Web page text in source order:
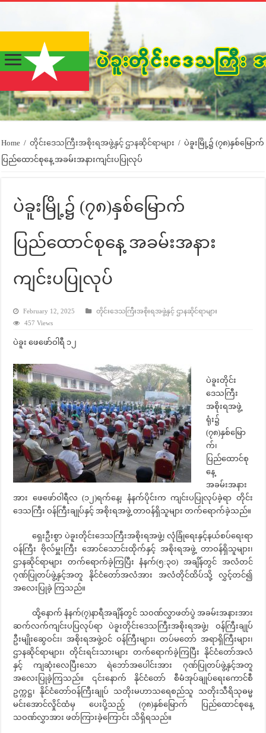
Home / တိုင်းဒေသကြီးအစိုးရအဖွဲ့နှင့် ဌာနဆိုင်ရာများ / ပဲခူးမြို့၌ (၇၈)နှစ်မြောက်
ပြည်ထောင်စုနေ့ အခမ်းအနားကျင်းပပြုလုပ်
ပဲခူးမြို့၌ (၇၈)နှစ်မြောက်
ပြည်ထောင်စုနေ့ အခမ်းအနား
ကျင်းပပြုလုပ်
February 12, 2025
တိုင်းဒေသကြီးအစိုးရအဖွဲ့နှင့် ဌာနဆိုင်ရာများ
457 Views
ပဲခူး ဖေဖော်ဝါရီ ၁၂
ပဲခူးတိုင်း
ဒေသကြီး
အစိုးရအဖွဲ့
ရုံး၌
(၇၈)နှစ်မြော
က်၊
ပြည်ထောင်စု
နေ့
အခမ်းအနား
အား ဖေဖော်ဝါရီလ (၁၂)ရက်နေ့၊ နံနက်ပိုင်းက ကျင်းပပြုလုပ်ခဲ့ရာ တိုင်း
ဒေသကြီး ဝန်ကြီးချုပ်နှင့် အစိုးရအဖွဲ့ တာဝန်ရှိသူများ တက်ရောက်ခဲ့သည်။
ရှေးဦးစွာ ပဲခူးတိုင်းဒေသကြီးအစိုးရအဖွဲ့၊ လုံခြုံရေးနှင့်နယ်စပ်ရေးရာ
ဝန်ကြီး ဗိုလ်မှူးကြီး အောင်သောင်းထိုက်နှင့် အစိုးရအဖွဲ့ တာဝန်ရှိသူများ၊
ဌာနဆိုင်ရာများ တက်ရောက်ခဲ့ကြပြီး နံနက်(၅:၃၀) အချိန်တွင် အလံတင်
ဂုဏ်ပြုတပ်ဖွဲ့နှင့်အတူ နိုင်ငံတော်အလံအား အလံတိုင်ထိပ်သို့ လွှင့်တင်၍
အလေးပြုခဲ့ ကြသည်။
ထို့နောက် နံနက်(၇)နာရီအချိန်တွင် သဝဏ်လွှာဖတ်ပွဲ အခမ်းအနားအား
ဆက်လက်ကျင်းပပြလုပ်ရာ ပဲခူးတိုင်းဒေသကြီးအစိုးရအဖွဲ့၊ ဝန်ကြီးချုပ်
ဦးမျိုးဆွေဝင်း၊ အစိုးရအဖွဲ့ဝင် ဝန်ကြီးများ၊ တပ်မတော် အရာရှိကြီးများ၊
ဌာနဆိုင်ရာများ၊ တိုင်းရင်းသားများ တက်ရောက်ခဲ့ကြပြီး နိုင်ငံတော်အလံ
နှင့် ကျဆုံးလေပြီးသော ရဲဘော်အပေါင်းအား ဂုဏ်ပြုတပ်ဖွဲ့နှင့်အတူ
အလေးပြုခဲ့ကြသည်။ ၎င်းနောက် နိုင်ငံတော် စီမံအုပ်ချုပ်ရေးကောင်စီ
ဥက္ကဋ္ဌ၊ နိုင်ငံတော်ဝန်ကြီးချုပ် သတိုးမဟာသရေစည်သူ သတိုးသီရိသုဓမ္မ
မင်းအောင်လှိုင်ထံမှ ပေးပို့သည့် (၇၈)နှစ်မြောက် ပြည်ထောင်စုနေ့
သဝဏ်လွှာအား ဖတ်ကြားခဲ့ကြောင်း သိရှိရသည်။